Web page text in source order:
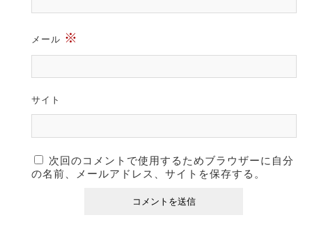
メール ※
サイト
次回のコメントで使用するためブラウザーに自分
の名前、メールアドレス、サイトを保存する。